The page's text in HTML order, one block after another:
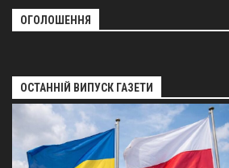
ОГОЛОШЕННЯ
ОСТАННІЙ ВИПУСК ГАЗЕТИ